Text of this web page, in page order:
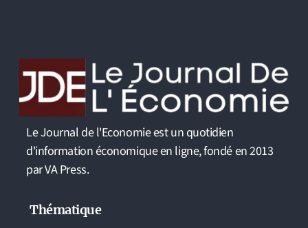
Le Journal de l'Economie est un quotidien
d'information économique en ligne, fondé en 2013
par VA Press.
Thématique